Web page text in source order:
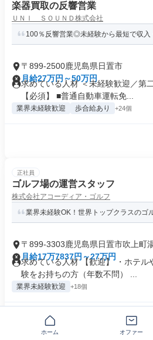
楽器買取の反響営業
ＵＮＩ ＳＯＵＮＤ株式会社
100％反響営業◎未経験から最短で収入
〒899-2500鹿児島県日置市
月給27万円～50万円
求めている人材 ＜未経験歓迎／第
【必須】 ■普通自動車運転免...
業界未経験歓迎 歩合給あり +24個
正社員
ゴルフ場の運営スタッフ
株式会社アコーディア・ゴルフ
業界未経験OK！世界トップクラスのゴ
〒899-3303鹿児島県日置市吹上町
月給17万7837円～27万円
求めている人材 【歓迎】 ・ホテル
験をお持ちの方（年数不問） ...
業界未経験歓迎 +18個
ホーム オファー